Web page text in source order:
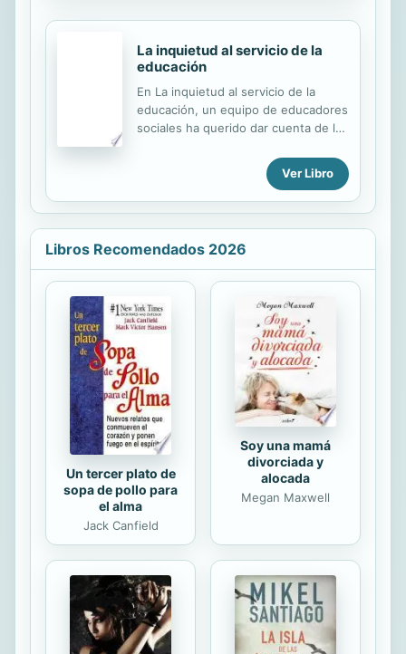
La inquietud al servicio de la
educación
En La inquietud al servicio de la
educación, un equipo de educadores
sociales ha querido dar cuenta de las
concreto de protección a la infancia:
la Residencia Infantil Norai, un
Centro Residencial de Acción
Educativa (CRAE) encargado durante
educación de niños. Fruto de esta
labor ha surgido la voluntad de
preguntar y preguntarse por los
efectos educativos y sociales de las
prácticas, de preocuparse y
ocuparse de la reflexión pedagógica
continuada, y de construir un modelo
de trabajo educativo que haga
posible...
Ver Libro
Libros Recomendados 2026
Un tercer plato de
sopa de pollo para
el alma
Jack Canfield
Soy una mamá
divorciada y
alocada
Megan Maxwell